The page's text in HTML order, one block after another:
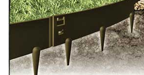
Šluknově
Kamenná nádrž na vodu I. na hřbitově ve
Kamenná nádrž na vodu II. na hřbitově ve
Chřibské